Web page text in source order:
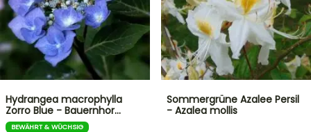
Hydrangea macrophylla
Zorro Blue - Bauernhor…
BEWÄHRT & WÜCHSIG
Sommergrüne Azalee Persil
- Azalea mollis